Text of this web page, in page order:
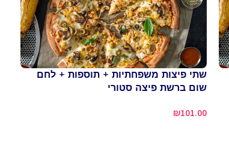
שתי פיצות משפחתיות + תוספות + לחם
שום ברשת פיצה סטורי
₪101.00